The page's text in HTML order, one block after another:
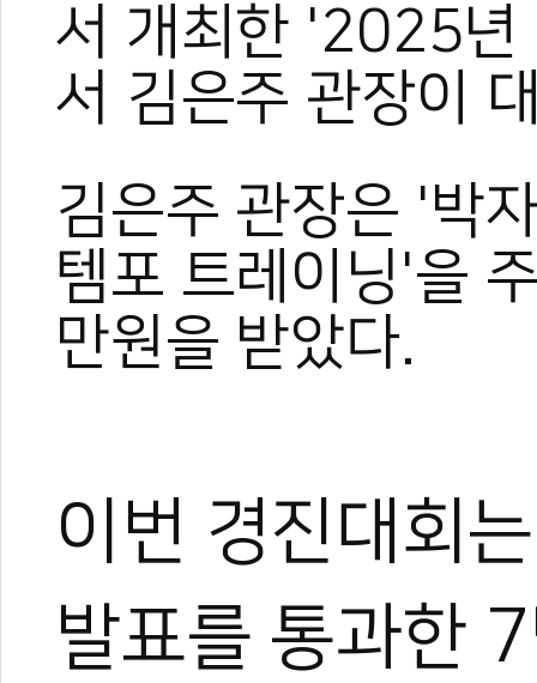
서 개최한 '2025년
서 김은주 관장이
김은주 관장은 '박
템포 트레이닝'을
만원을 받았다.
이번 경진대회
발표를 통과한
#템포태권도 #경진대회 #대한태권도협회 #김은주